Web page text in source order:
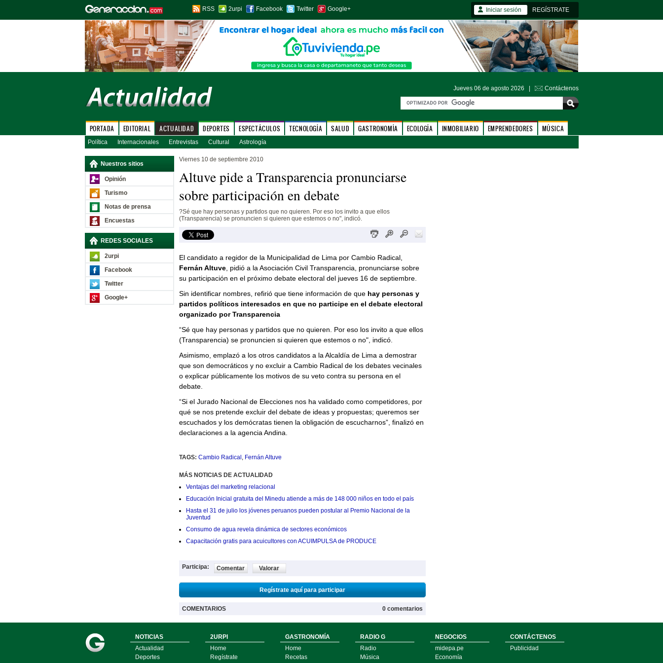
RSS 2urpi Facebook Twitter Google+ Iniciar sesión REGÍSTRATE
Jueves 06 de agosto 2026 | Contáctenos
PORTADA EDITORIAL ACTUALIDAD DEPORTES ESPECTÁCULOS TECNOLOGÍA SALUD GASTRONOMÍA ECOLOGÍA INMOBILIARIO EMPRENDEDORES MÚSICA
Política Internacionales Entrevistas Cultural Astrología
Nuestros sitios
Opinión
Turismo
Notas de prensa
Encuestas
REDES SOCIALES
2urpi
Facebook
Twitter
Google+
Viernes 10 de septiembre 2010
Altuve pide a Transparencia pronunciarse
sobre participación en debate
?Sé que hay personas y partidos que no quieren. Por eso los invito a que ellos
(Transparencia) se pronuncien si quieren que estemos o no", indicó.
El candidato a regidor de la Municipalidad de Lima por Cambio Radical,
Fernán Altuve, pidió a la Asociación Civil Transparencia, pronunciarse sobre
su participación en el próximo debate electoral del jueves 16 de septiembre.
Sin identificar nombres, refirió que tiene información de que hay personas y
partidos políticos interesados en que no participe en el debate electoral
organizado por Transparencia
“Sé que hay personas y partidos que no quieren. Por eso los invito a que ellos
(Transparencia) se pronuncien si quieren que estemos o no", indicó.
Asimismo, emplazó a los otros candidatos a la Alcaldía de Lima a demostrar
que son democráticos y no excluir a Cambio Radical de los debates vecinales
o explicar públicamente los motivos de su veto contra su persona en el
debate.
“Si el Jurado Nacional de Elecciones nos ha validado como competidores, por
qué se nos pretende excluir del debate de ideas y propuestas; queremos ser
escuchados y los demócratas tienen la obligación de escucharnos”, finalizó en
declaraciones a la agencia Andina.
TAGS: Cambio Radical , Fernán Altuve
MÁS NOTICIAS DE ACTUALIDAD
Ventajas del marketing relacional
Educación Inicial gratuita del Minedu atiende a más de 148 000 niños en todo el país
Hasta el 31 de julio los jóvenes peruanos pueden postular al Premio Nacional de la
Juventud
Consumo de agua revela dinámica de sectores económicos
Capacitación gratis para acuicultores con ACUIMPULSA de PRODUCE
Participa: Comentar Valorar
Regístrate aquí para participar
COMENTARIOS 0 comentarios
NOTICIAS
Actualidad
Deportes
2URPI
Home
Regístrate
GASTRONOMÍA
Home
Recetas
RADIO G
Radio
Música
NEGOCIOS
midepa.pe
Economía
CONTÁCTENOS
Publicidad